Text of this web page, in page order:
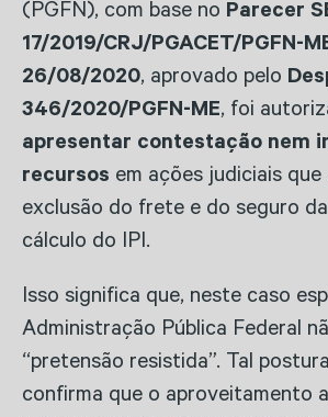
(PGFN), com base no Parecer
17/2019/CRJ/PGACET/PGFN-
26/08/2020, aprovado pelo
346/2020/PGFN-ME, foi
apresentar contestação nem
recursos em ações judiciais
exclusão do frete e do seguro
cálculo do IPI.
Isso significa que, neste caso
Administração Pública Federal
“pretensão resistida”. Tal
confirma que o aproveitamento